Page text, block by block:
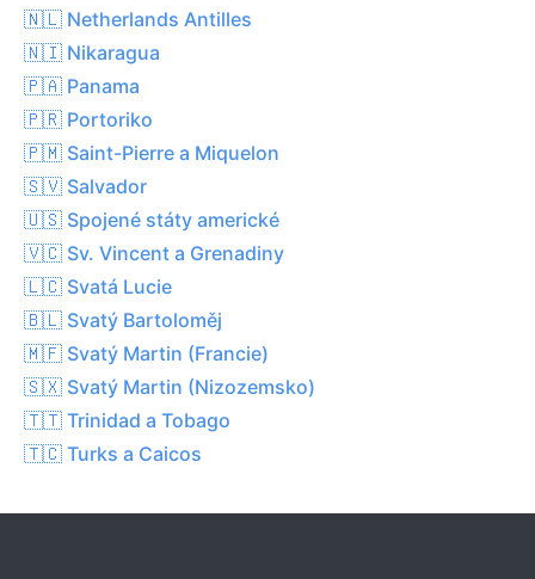
🇳🇱 Netherlands Antilles
🇳🇮 Nikaragua
🇵🇦 Panama
🇵🇷 Portoriko
🇵🇲 Saint-Pierre a Miquelon
🇸🇻 Salvador
🇺🇸 Spojené státy americké
🇻🇨 Sv. Vincent a Grenadiny
🇱🇨 Svatá Lucie
🇧🇱 Svatý Bartoloměj
🇲🇫 Svatý Martin (Francie)
🇸🇽 Svatý Martin (Nizozemsko)
🇹🇹 Trinidad a Tobago
🇹🇨 Turks a Caicos